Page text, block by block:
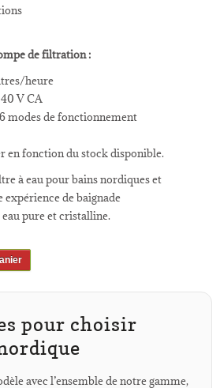
de filtration :
heure
V CA
modes de fonctionnement
en fonction du stock disponible.
à eau pour bains nordiques et
expérience de baignade
pure et cristalline.
pour choisir
avec l’ensemble de notre gamme,